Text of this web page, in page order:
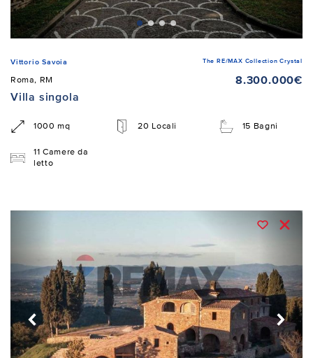
Vittorio Savoia The RE/MAX Collection Crystal
Roma, RM
8.300.000€
Villa singola
1000 mq 20 Locali 15 Bagni
11 Camere da
letto